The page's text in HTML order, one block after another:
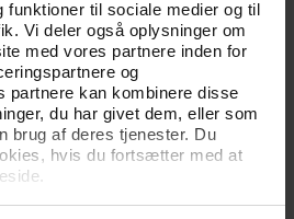
funktioner til sociale medier og til
Vi deler også oplysninger om
med vores partnere inden for
og
partnere kan kombinere disse
du har givet dem, eller som
brug af deres tjenester. Du
hvis du fortsætter med at
VENDER HJEM